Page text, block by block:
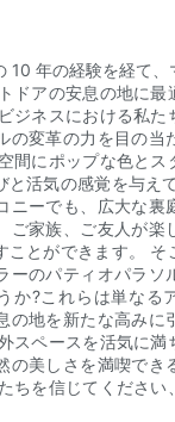
10 年の経験を経て
ドアの安息の地に最
ジネスにおける私た
の変革の力を目の当
間にポップな色とス
と活気の感覚を与え
ニーでも、広大な裏
ご家族、ご友人が楽
ことができます。 そ
ーのパティオパラソ
か?これらは単なる
の地を新たな高みに
スペースを活気に満
の美しさを満喫でき
ちを信じてください